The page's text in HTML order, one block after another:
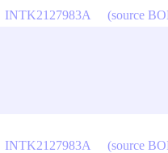
INTK2127983A (source
INTK2127983A (source